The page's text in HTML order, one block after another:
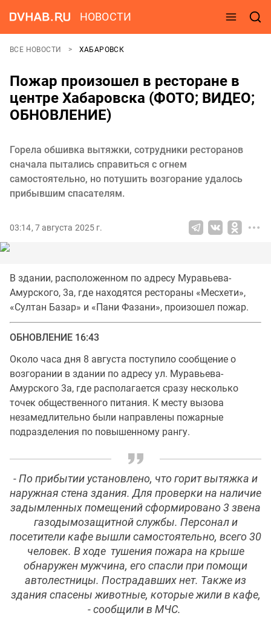
НОВОСТИ
ВСЕ НОВОСТИ ХАБАРОВСК
Пожар произошел в ресторане в
центре Хабаровска (ФОТО; ВИДЕО;
ОБНОВЛЕНИЕ)
Горела обшивка вытяжки, сотрудники ресторанов
сначала пытались справиться с огнем
самостоятельно, но потушить возгорание удалось
прибывшим спасателям.
03:14, 7 августа 2025 г.
В здании, расположенном по адресу Муравьева-
Амурского, 3а, где находятся рестораны «Месхети»,
«Султан Базар» и «Пани Фазани», произошел пожар.
ОБНОВЛЕНИЕ 16:43
Около часа дня 8 августа поступило сообщение о
возгорании в здании по адресу ул. Муравьева-
Амурского 3а, где располагается сразу несколько
точек общественного питания. К месту вызова
незамедлительно были направлены пожарные
подразделения по повышенному рангу.
- По прибытии установлено, что горит вытяжка и
наружная стена здания. Для проверки на наличие
задымленных помещений сформировано 3 звена
газодымозащитной службы. Персонал и
посетители кафе вышли самостоятельно, всего 30
человек. В ходе тушения пожара на крыше
обнаружен мужчина, его спасли при помощи
автолестницы. Пострадавших нет. Также из
здания спасены животные, которые жили в кафе,
- сообщили в МЧС.